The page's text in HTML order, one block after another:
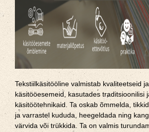
Tekstiilkäsitööline valmistab kvaliteetseid
käsitööesemeid, kasutades traditsioonilisi
käsitöötehnikaid. Ta oskab õmmelda,
ja varrastel kududa, heegeldada ning
värvida või trükkida. Ta on valmis